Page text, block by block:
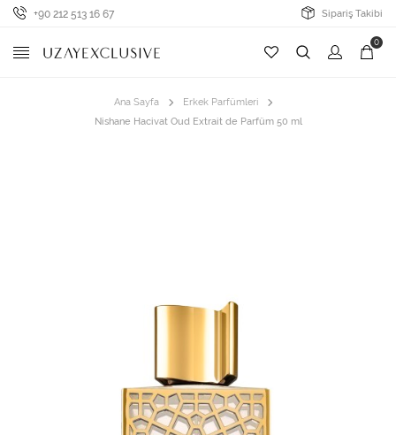
+90 212 513 16 67 Sipariş Takibi
0
Ana Sayfa
Erkek Parfümleri
Nishane Hacivat Oud Extrait de Parfüm 50 ml